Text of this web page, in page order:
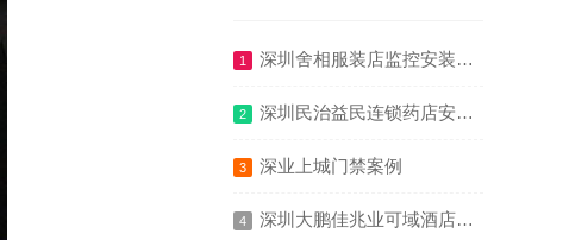
1 深圳舍相服装店监控安装案例
2 深圳民治益民连锁药店安装监控项目
3 深业上城门禁案例
4 深圳大鹏佳兆业可域酒店安装监控案例